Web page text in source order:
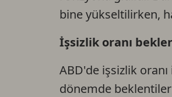
bine yükseltilirken,
İşsizlik oranı
ABD'de işsizlik
dönemde